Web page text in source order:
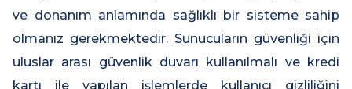
ve donanım anlamında sağlıklı bir sisteme sahip
olmanız gerekmektedir. Sunucuların güvenliği için
uluslar arası güvenlik duvarı kullanılmalı ve kredi
kartı ile yapılan işlemlerde kullanıcı gizliliğini